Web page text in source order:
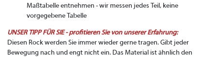
Maßtabelle entnehmen - wir messen jedes Teil, keine
vorgegebene Tabelle
UNSER TIPP FÜR SIE - profitieren Sie von unserer Erfahrung:
Diesen Rock werden Sie immer wieder gerne tragen. Gibt jeder
Bewegung nach und engt nicht ein. Das Material ist ähnlich den